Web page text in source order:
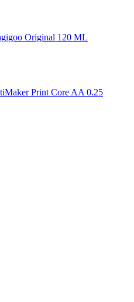
Original 120 ML
Print Core AA 0.25